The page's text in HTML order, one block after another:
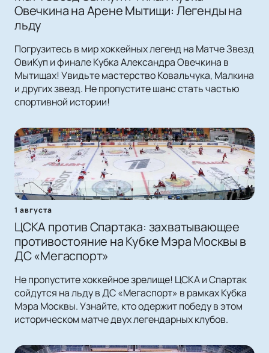
Овечкина на Арене Мытищи: Легенды на
льду
Погрузитесь в мир хоккейных легенд на Матче Звезд
ОвиКуп и финале Кубка Александра Овечкина в
Мытищах! Увидьте мастерство Ковальчука, Малкина
и других звезд. Не пропустите шанс стать частью
спортивной истории!
1 августа
ЦСКА против Спартака: захватывающее
противостояние на Кубке Мэра Москвы в
ДС «Мегаспорт»
Не пропустите хоккейное зрелище! ЦСКА и Спартак
сойдутся на льду в ДС «Мегаспорт» в рамках Кубка
Мэра Москвы. Узнайте, кто одержит победу в этом
историческом матче двух легендарных клубов.